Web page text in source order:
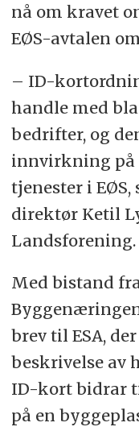
nå om kravet
EØS-avtalen
– ID-
handle med
bedrifter, og
innvirkning på
tjenester i
direktør Ketil
Landsforening.
Med bistand
brev til ESA,
beskrivelse av
ID-kort bidrar
på en